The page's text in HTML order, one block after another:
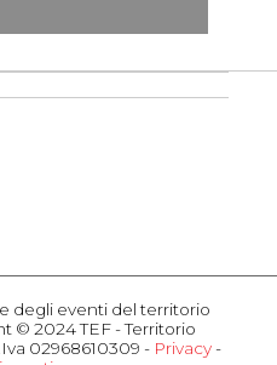
degli eventi del territorio
© 2024 TEF - Territorio
02968610309 - Privacy -